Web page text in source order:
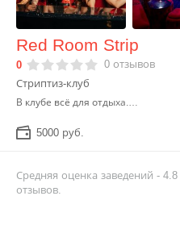
Red Room Strip
0 0 отзывов
Стриптиз-клуб
В клубе всё для отдыха.…
5000 руб.
Средняя оценка заведений - 4.8
отзывов.